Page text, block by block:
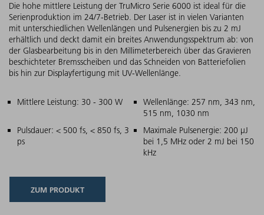
Die hohe mittlere Leistung der TruMicro Serie 6000 ist ideal für die
Serienproduktion im 24/7-Betrieb. Der Laser ist in vielen Varianten
mit unterschiedlichen Wellenlängen und Pulsenergien bis zu 2 mJ
erhältlich und deckt damit ein breites Anwendungsspektrum ab: von
der Glasbearbeitung bis in den Millimeterbereich über das Gravieren
beschichteter Bremsscheiben und das Schneiden von Batteriefolien
bis hin zur Displayfertigung mit UV-Wellenlänge.
Hauptmerkmale
Mittlere Leistung: 30 - 300 W
Wellenlänge: 257 nm, 343 nm,
515 nm, 1030 nm
Pulsdauer: < 500 fs, < 850 fs, 3
ps
Maximale Pulsenergie: 200 µJ
bei 1,5 MHz oder 2 mJ bei 150
kHz
ZUM PRODUKT